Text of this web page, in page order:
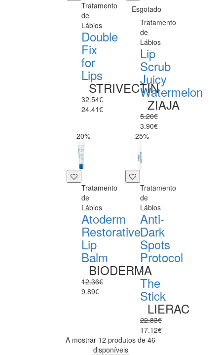
Tratamento
de
Lábios
Double
Fix
for
Lips
STRIVECTIN
32.54€
24.41€
Esgotado
Tratamento
de
Lábios
Lip
Scrub
Juicy
Watermelon
ZIAJA
5.20€
3.90€
-20%
Tratamento
de
Lábios
Atoderm
Restorative
Lip
Balm
BIODERMA
12.36€
9.89€
-25%
Tratamento
de
Lábios
Anti-
Dark
Spots
Protocol
-
The
Stick
LIERAC
22.83€
17.12€
A mostrar 12 produtos de 46
disponíveis